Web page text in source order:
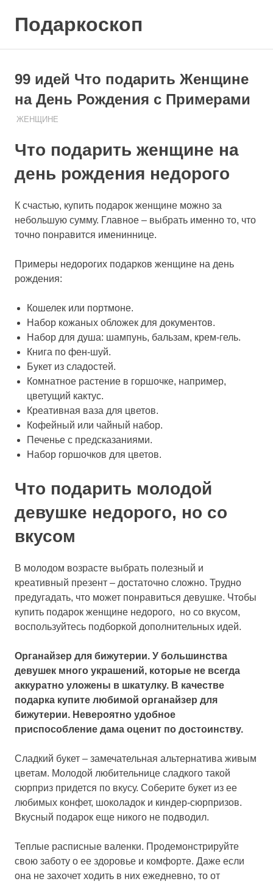
Подаркоскоп
подарить
99 идей Что подарить Женщине
на День Рождения с Примерами
08.08.2020
ПОДАРЧЕК
ЖЕНЩИНЕ
Что подарить женщине на
день рождения недорого
К счастью, купить подарок женщине можно за
небольшую сумму. Главное – выбрать именно то, что
точно понравится имениннице.
Примеры недорогих подарков женщине на день
рождения:
Кошелек или портмоне.
Набор кожаных обложек для документов.
Набор для душа: шампунь, бальзам, крем-гель.
Книга по фен-шуй.
Букет из сладостей.
Комнатное растение в горшочке, например,
цветущий кактус.
Креативная ваза для цветов.
Кофейный или чайный набор.
Печенье с предсказаниями.
Набор горшочков для цветов.
Что подарить молодой
девушке недорого, но со
вкусом
В молодом возрасте выбрать полезный и
креативный презент – достаточно сложно. Трудно
предугадать, что может понравиться девушке. Чтобы
купить подарок женщине недорого, но со вкусом,
воспользуйтесь подборкой дополнительных идей.
Органайзер для бижутерии. У большинства
девушек много украшений, которые не всегда
аккуратно уложены в шкатулку. В качестве
подарка купите любимой органайзер для
бижутерии. Невероятно удобное
приспособление дама оценит по достоинству.
Сладкий букет – замечательная альтернатива живым
цветам. Молодой любительнице сладкого такой
сюрприз придется по вкусу. Соберите букет из ее
любимых конфет, шоколадок и киндер-сюрпризов.
Вкусный подарок еще никого не подводил.
Теплые расписные валенки. Продемонстрируйте
свою заботу о ее здоровье и комфорте. Даже если
она не захочет ходить в них ежедневно, то от